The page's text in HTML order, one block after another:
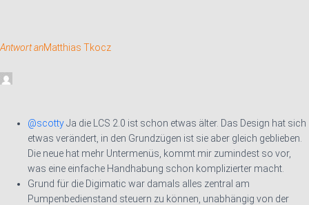
Antwort anMatthias Tkocz
@scottyJa die LCS 2.0 ist schon etwas älter. Das Design hat sich
etwas verändert, in den Grundzügen ist sie aber gleich geblieben.
Die neue hat mehr Untermenüs, kommt mir zumindest so vor,
was eine einfache Handhabung schon komplizierter macht.
Grund für die Digimatic war damals alles zentral am
Pumpenbedienstand steuern zu können, unabhängig von der